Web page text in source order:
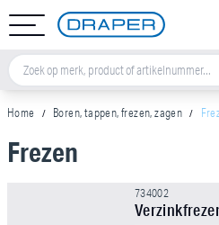
Home Boren, tappen, frezen, zagen
Sorteer op
Frezen
734002